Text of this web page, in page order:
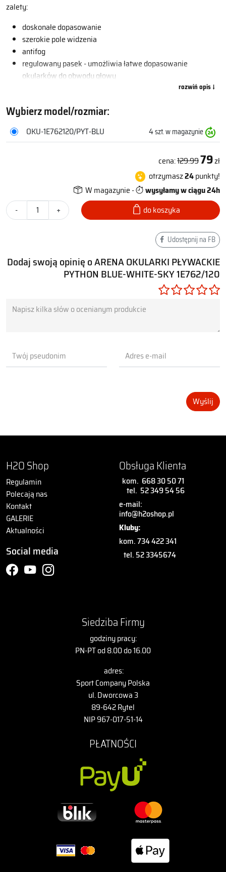
zalety:
doskonałe dopasowanie
szerokie pole widzenia
antifog
regulowany pasek - umożliwia łatwe dopasowanie
okularków do obwodu głowy
chronią oczy przed szkodliwym działaniem promieni
Wybierz model/rozmiar:
OKU-1E762120/PYT-BLU 4szt. w magazynie
cena:129.9979zł
otrzymasz24punkty!
W magazynie -
wysyłamy w ciągu 24h
-
+ do koszyka
Udostępnij na FB
Dodaj swoją opinię o ARENA OKULARKI PŁYWACKIE
PYTHON BLUE-WHITE-SKY 1E762/120
Wyślij
H2O Shop
Regulamin
Polecają nas
Kontakt
GALERIE
Aktualności
Social media
Obsługa Klienta
kom. 668 30 50 71
tel. 52 349 54 56
e-mail:
info@h2oshop.pl
Kluby:
kom. 734 422 341
tel. 52 3345674
Siedziba Firmy
godziny pracy:
PN-PT od 8.00 do 16.00
adres:
Sport Company Polska
ul. Dworcowa 3
89-642 Rytel
NIP 967-017-51-14
PŁATNOŚCI